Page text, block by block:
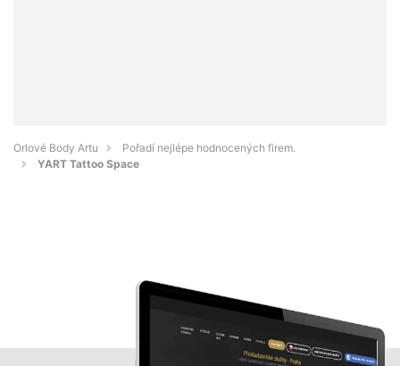
Orlové Body Artu
Pořadí nejlépe hodnocených firem.
YART Tattoo Space